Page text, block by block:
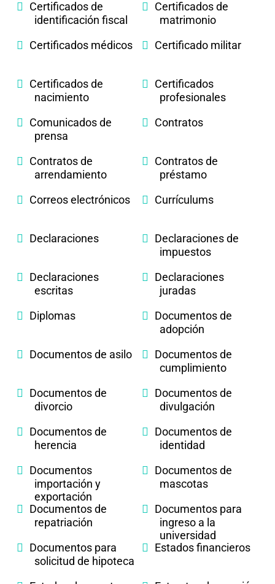
Certificados de
identificación fiscal
Certificados de
matrimonio
Certificados médicos
Certificado militar
Certificados de
nacimiento
Certificados
profesionales
Comunicados de
prensa
Contratos
Contratos de
arrendamiento
Contratos de
préstamo
Correos electrónicos
Currículums
Declaraciones
Declaraciones de
impuestos
Declaraciones
escritas
Declaraciones
juradas
Diplomas
Documentos de
adopción
Documentos de asilo
Documentos de
cumplimiento
Documentos de
divorcio
Documentos de
divulgación
Documentos de
herencia
Documentos de
identidad
Documentos
importación y
exportación
Documentos de
mascotas
Documentos de
repatriación
Documentos para
ingreso a la
universidad
Documentos para
solicitud de hipoteca
Estados financieros